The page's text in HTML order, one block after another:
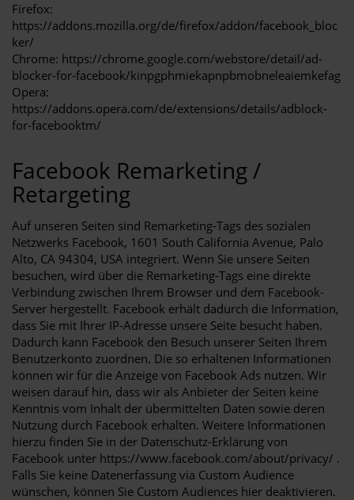
Firefox:
https://addons.mozilla.org/de/firefox/addon/facebook_bloc
ker/
Chrome: https://chrome.google.com/webstore/detail/ad-
blocker-for-facebook/kinpgphmiekapnpbmobneleaiemkefag
Opera:
https://addons.opera.com/de/extensions/details/adblock-
for-facebooktm/
Facebook Remarketing /
Retargeting
Auf unseren Seiten sind Remarketing-Tags des sozialen
Netzwerks Facebook, 1601 South California Avenue, Palo
Alto, CA 94304, USA integriert. Wenn Sie unsere Seiten
besuchen, wird über die Remarketing-Tags eine direkte
Verbindung zwischen Ihrem Browser und dem Facebook-
Server hergestellt. Facebook erhält dadurch die Information,
dass Sie mit Ihrer IP-Adresse unsere Seite besucht haben.
Dadurch kann Facebook den Besuch unserer Seiten Ihrem
Benutzerkonto zuordnen. Die so erhaltenen Informationen
können wir für die Anzeige von Facebook Ads nutzen. Wir
weisen darauf hin, dass wir als Anbieter der Seiten keine
Kenntnis vom Inhalt der übermittelten Daten sowie deren
Nutzung durch Facebook erhalten. Weitere Informationen
hierzu finden Sie in der Datenschutz-Erklärung von
Facebook unter https://www.facebook.com/about/privacy/ .
Falls Sie keine Datenerfassung via Custom Audience
wünschen, können Sie Custom Audiences hier deaktivieren.